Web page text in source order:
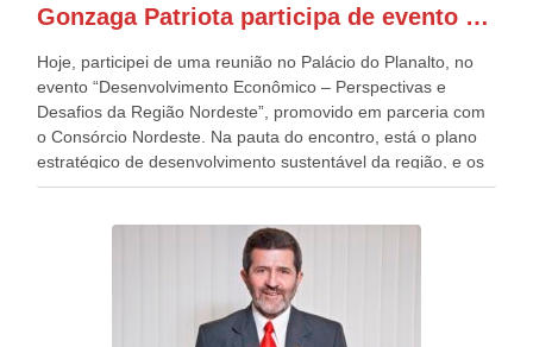
Patriota.
Gonzaga Patriota participa de evento em prol do desenvolvimento do Nordeste
Hoje, participei de uma reunião no Palácio do Planalto, no
evento “Desenvolvimento Econômico – Perspectivas e
Desafios da Região Nordeste”, promovido em parceria com
o Consórcio Nordeste. Na pauta do encontro, está o plano
estratégico de desenvolvimento sustentável da região, e os
desafios para a elaboração de políticas públicas, que
evento contou com a presença do Vice-presidente Geraldo
Alckmin, que também ocupa o Ministério do
Desenvolvimento, Indústria, Comércio e Serviços, o ex
governador de Pernambuco, agora Presidente do Banco do
Nordeste, Paulo Câmara, o ex Deputado Federal, e